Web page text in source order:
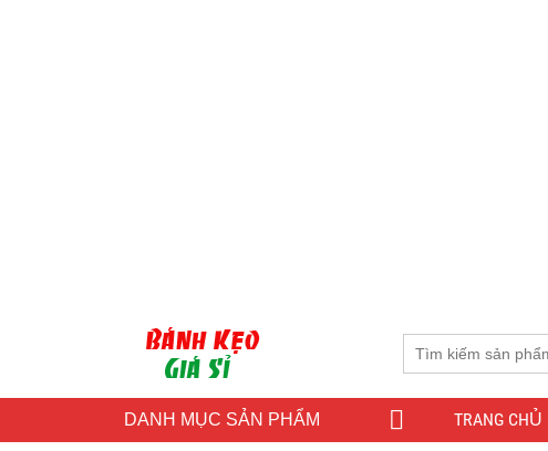
DANH MỤC SẢN PHẨM TRANG CHỦ